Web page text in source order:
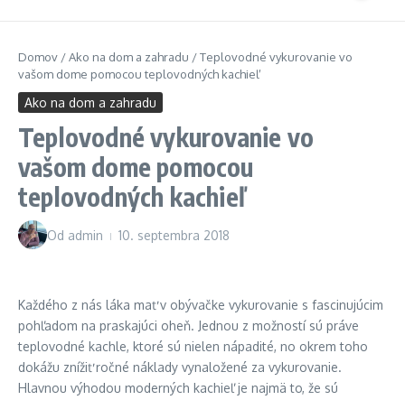
Domov /Ako na dom a zahradu /Teplovodné vykurovanie vo
vašom dome pomocou teplovodných kachieľ
Ako na dom a zahradu
Teplovodné vykurovanie vo
vašom dome pomocou
teplovodných kachieľ
Od admin 10. septembra 2018
Každého z nás láka mať v obývačke vykurovanie s fascinujúcim
pohľadom na praskajúci oheň. Jednou z možností sú práve
teplovodné kachle, ktoré sú nielen nápadité, no okrem toho
dokážu znížiť ročné náklady vynaložené za vykurovanie.
Hlavnou výhodou moderných kachieľ je najmä to, že sú